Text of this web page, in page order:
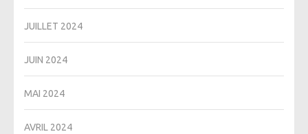
JUILLET 2024
JUIN 2024
MAI 2024
AVRIL 2024